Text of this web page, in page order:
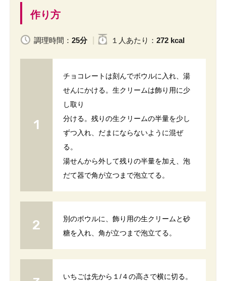
作り方
調理時間： 25分 １人 あたり ： 272 kcal
チョコレートは刻んでボウルに入れ、湯
せんにかける。生クリームは飾り用に少
し取り
分ける。残りの生クリームの半量を少し
ずつ入れ、だまにならないように混ぜ
る。
湯せんから外して残りの半量を加え、泡
だて器で角が立つまで泡立てる。
別のボウルに、飾り用の生クリームと砂
糖を入れ、角が立つまで泡立てる。
いちごは先から１/４の高さで横に切る。